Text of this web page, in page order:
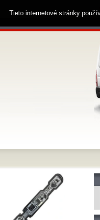
Tieto internetové stránky